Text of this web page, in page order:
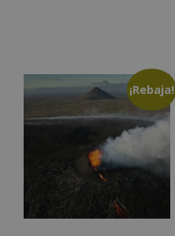
¡Rebaja!